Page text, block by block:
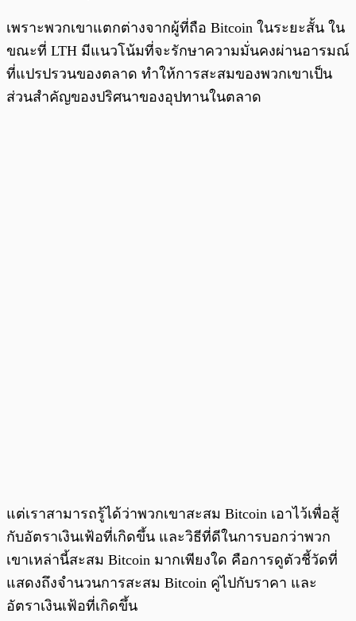
เพราะพวกเขาแตกต่างจากผู้ที่ถือ Bitcoin ในระยะสั้น ใน
ขณะที่ LTH มีแนวโน้มที่จะรักษาความมั่นคงผ่านอารมณ์
ที่แปรปรวนของตลาด ทำให้การสะสมของพวกเขาเป็น
ส่วนสำคัญของปริศนาของอุปทานในตลาด
แต่เราสามารถรู้ได้ว่าพวกเขาสะสม Bitcoin เอาไว้เพื่อสู้
กับอัตราเงินเฟ้อที่เกิดขึ้น และวิธีที่ดีในการบอกว่าพวก
เขาเหล่านี้สะสม Bitcoin มากเพียงใด คือการดูตัวชี้วัดที่
แสดงถึงจำนวนการสะสม Bitcoin คู่ไปกับราคา และ
อัตราเงินเฟ้อที่เกิดขึ้น